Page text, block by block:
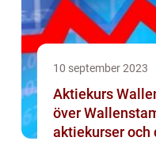
10 september 2023
Aktiekurs
över
aktiekurser och